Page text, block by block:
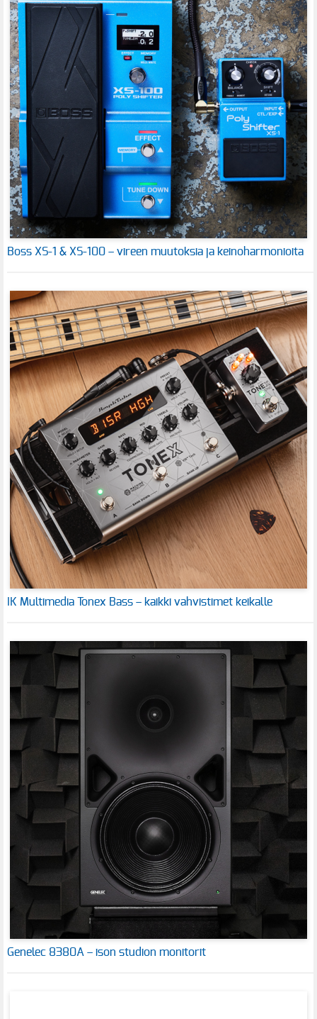
Boss XS-1 & XS-100 – vireen muutoksia ja keinoharmonioita
IK Multimedia Tonex Bass – kaikki vahvistimet keikalle
Genelec 8380A – ison studion monitorit